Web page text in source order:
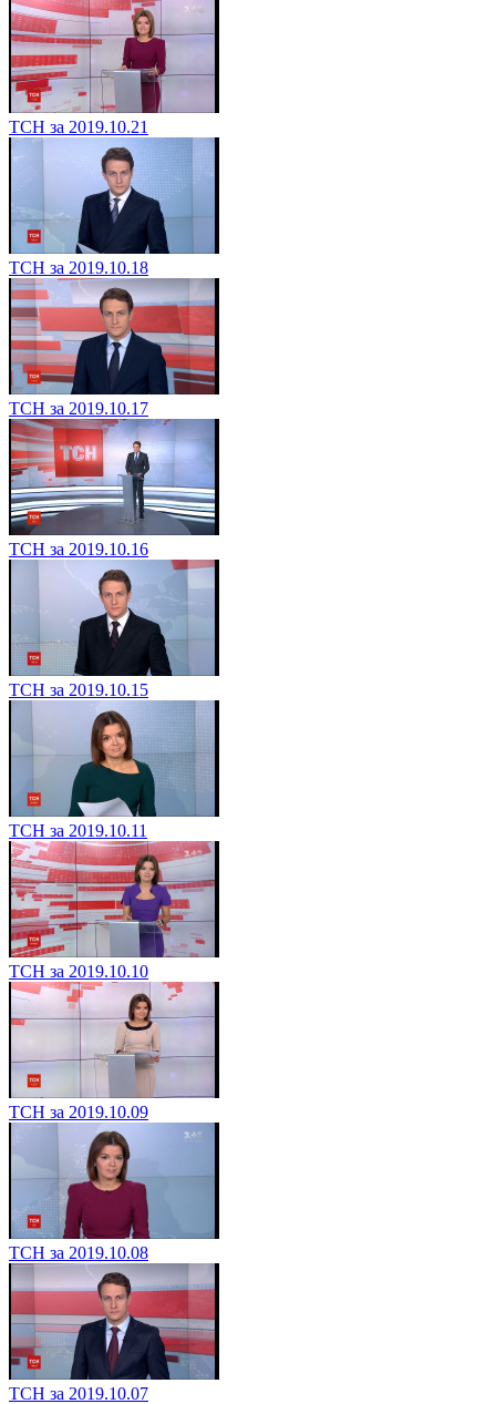
ТСН за 2019.10.21
ТСН за 2019.10.18
ТСН за 2019.10.17
ТСН за 2019.10.16
ТСН за 2019.10.15
ТСН за 2019.10.11
ТСН за 2019.10.10
ТСН за 2019.10.09
ТСН за 2019.10.08
ТСН за 2019.10.07